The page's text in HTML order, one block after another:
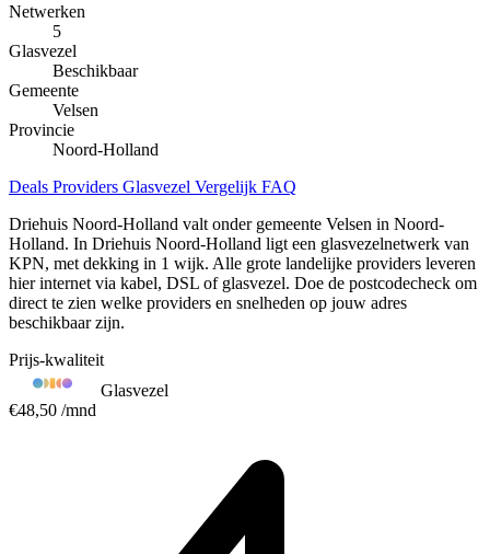
Netwerken
5
Glasvezel
Beschikbaar
Gemeente
Velsen
Provincie
Noord-Holland
Deals Providers Glasvezel Vergelijk FAQ
Driehuis Noord-Holland valt onder gemeente Velsen in Noord-
Holland. In Driehuis Noord-Holland ligt een glasvezelnetwerk van
KPN, met dekking in 1 wijk. Alle grote landelijke providers leveren
hier internet via kabel, DSL of glasvezel. Doe de postcodecheck om
direct te zien welke providers en snelheden op jouw adres
beschikbaar zijn.
Prijs-kwaliteit
Glasvezel
€48,50 /mnd